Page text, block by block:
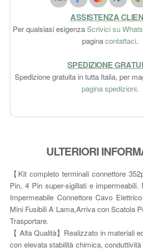
ASSISTENZA
Per qualsiasi esigenzaScrivici su
paginacontattaci.
SPEDIZIONE
Spedizione gratuita in tutta Italia, per
pagina spedizioni.
ULTERIORI
【Kit completo terminali connettore
Pin, 4 Pin super-sigillati e
Impermeabile Connettore Cavo
Mini Fusibili A Lama,Arriva con Scatola
Trasportare.
【 Alta Qualità】Realizzato in materiali
con elevata stabilità chimica,